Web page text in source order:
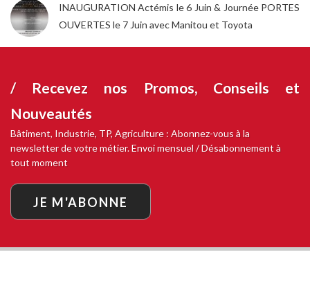
INAUGURATION Actémis le 6 Juin & Journée PORTES
OUVERTES le 7 Juin avec Manitou et Toyota
/ Recevez nos Promos, Conseils et
Nouveautés
Bâtiment, Industrie, TP, Agriculture : Abonnez-vous à la
newsletter de votre métier. Envoi mensuel / Désabonnement à
tout moment
JE M'ABONNE